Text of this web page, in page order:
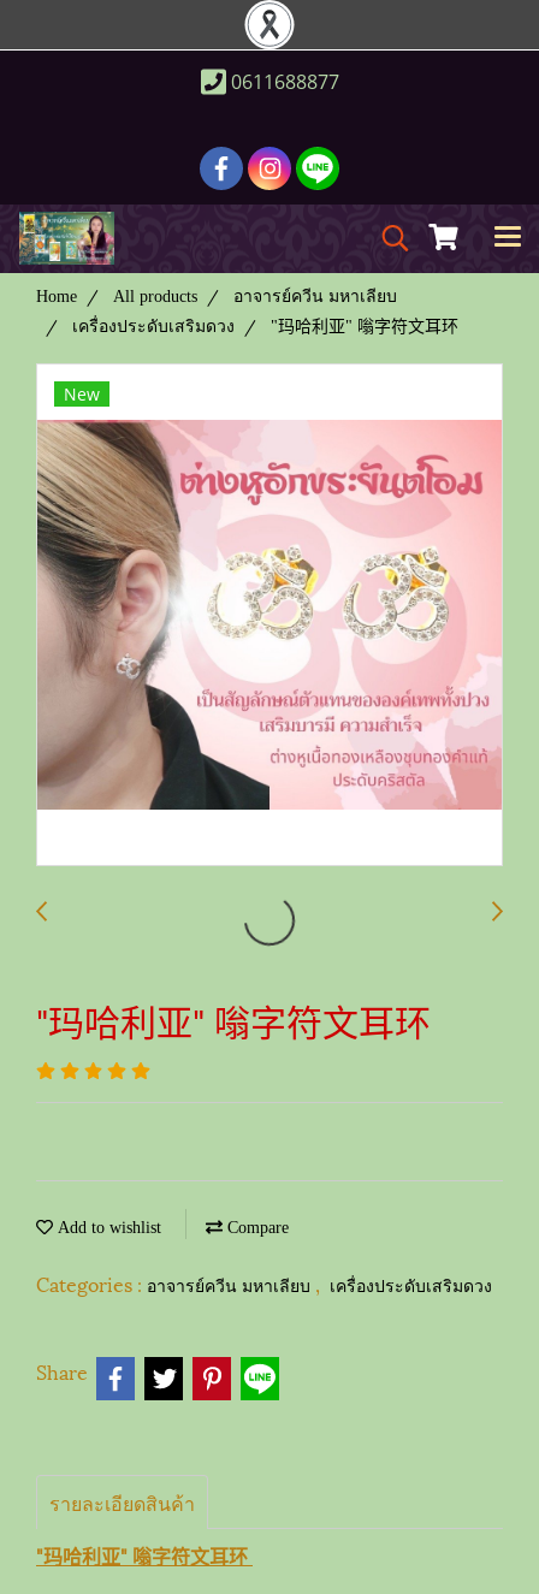
0611688877
Home All products
อาจารย์ควีน มหาเลียบ
เครื่องประดับเสริมดวง
"玛哈利亚" 嗡字符文耳环
New
"玛哈利亚" 嗡字符文耳环
Add to wishlist Compare
Categories : อาจารย์ควีน มหาเลียบ , เครื่องประดับเสริมดวง
Share
รายละเอียดสินค้า
"玛哈利亚" 嗡字符文耳环